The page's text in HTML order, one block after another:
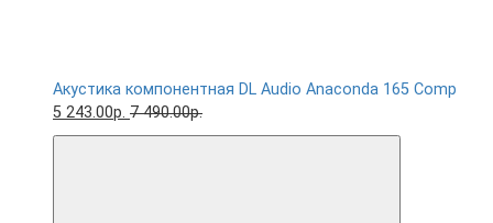
Акустика компонентная DL Audio Anaconda 165 Comp
5 243.00р. 7 490.00р.